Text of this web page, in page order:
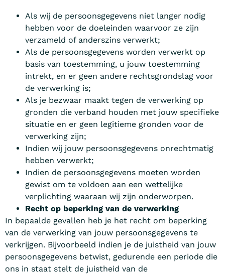
Als wij de persoonsgegevens niet langer nodig
hebben voor de doeleinden waarvoor ze zijn
verzameld of anderszins verwerkt;
Als de persoonsgegevens worden verwerkt op
basis van toestemming, u jouw toestemming
intrekt, en er geen andere rechtsgrondslag voor
de verwerking is;
Als je bezwaar maakt tegen de verwerking op
gronden die verband houden met jouw specifieke
situatie en er geen legitieme gronden voor de
verwerking zijn;
Indien wij jouw persoonsgegevens onrechtmatig
hebben verwerkt;
Indien de persoonsgegevens moeten worden
gewist om te voldoen aan een wettelijke
verplichting waaraan wij zijn onderworpen.
Recht op beperking van de verwerking
In bepaalde gevallen heb je het recht om beperking
van de verwerking van jouw persoonsgegevens te
verkrijgen. Bijvoorbeeld indien je de juistheid van jouw
persoonsgegevens betwist, gedurende een periode die
ons in staat stelt de juistheid van de